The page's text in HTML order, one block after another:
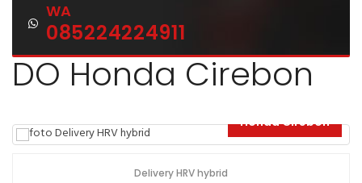
WA
085224224911
DO Honda Cirebon